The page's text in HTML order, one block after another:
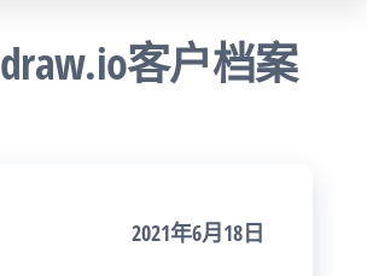
draw.io客户档案
2021年6月18日